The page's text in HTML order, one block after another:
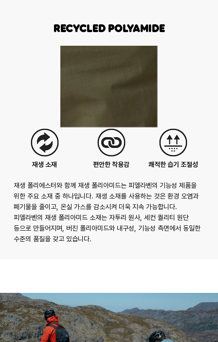
Recycled Polyamide
재생 소재 편안한 착용감 쾌적한 습기 조절성
재생 폴리에스터와 함께 재생 폴리아미드는 피엘라벤의 기능성 제품을
위한 주요 소재 중 하나입니다. 재생 소재를 사용하는 것은 환경 오염과
폐기물을 줄이고, 온실 가스를 감소시켜 더욱 지속 가능합니다.
피엘라벤의 재생 폴리아미드 소재는 자투리 원사, 세컨 퀄리티 원단
등으로 만들어지며, 버진 폴리아미드와 내구성, 기능성 측면에서 동일한
수준의 품질을 갖고 있습니다.